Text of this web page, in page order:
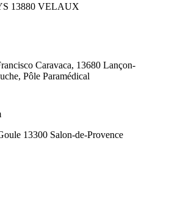
13880 VELAUX
Caravaca, 13680 Lançon-
Pôle Paramédical
13300 Salon-de-Provence